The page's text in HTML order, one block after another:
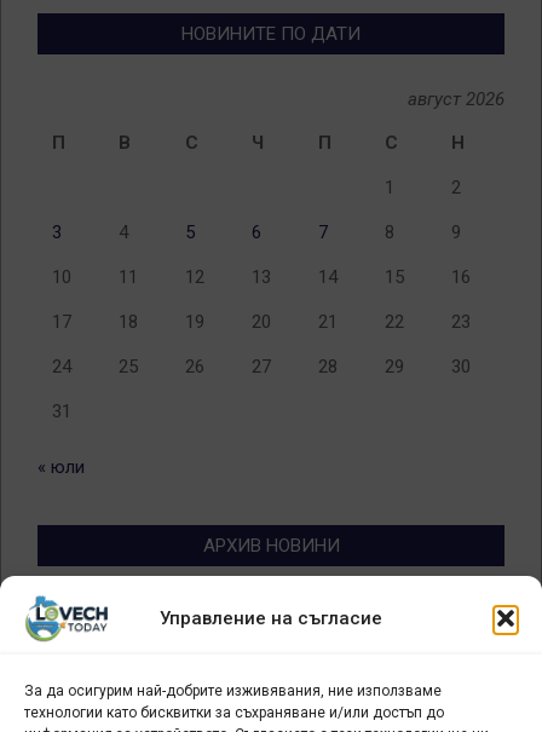
Управление на съгласие
За да осигурим най-добрите изживявания, ние използваме
технологии като бисквитки за съхраняване и/или достъп до
НОВИНИТЕ ПО ДАТИ
август 2026
П
В С Ч П С Н
1 2
3 4 5 6 7 8 9
10 11 12 13 14 15 16
17 18 19 20 21 22 23
24 25 26 27 28 29 30
31
« юли
АРХИВ НОВИНИ
Архив
новини
БИЗНЕС